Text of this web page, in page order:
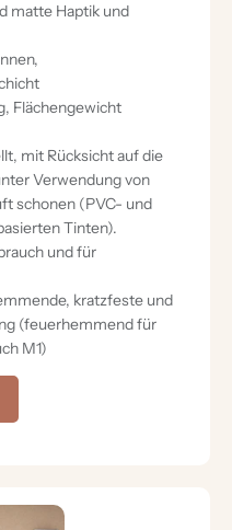
matte Haptik und
Flächengewicht
mit Rücksicht auf die
Verwendung von
schonen (PVC- und
Tinten).
und für
kratzfeste und
(feuerhemmend für
M1)